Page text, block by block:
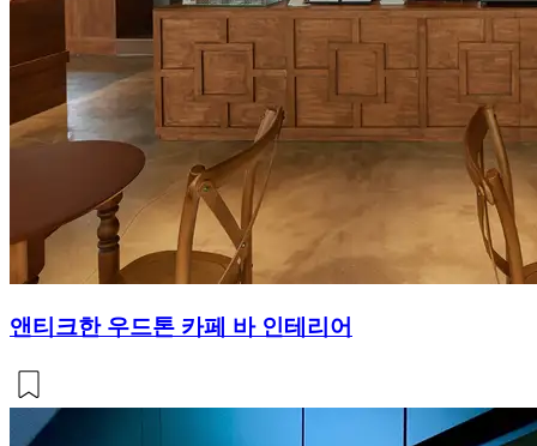
앤티크한 우드톤 카페 바 인테리어